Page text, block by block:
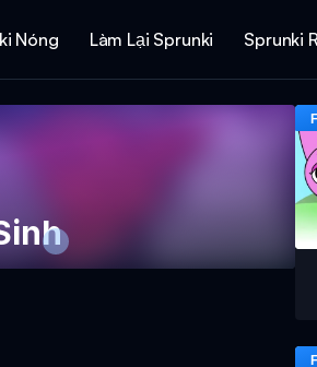
Nóng Làm Lại Sprunki Sprunki